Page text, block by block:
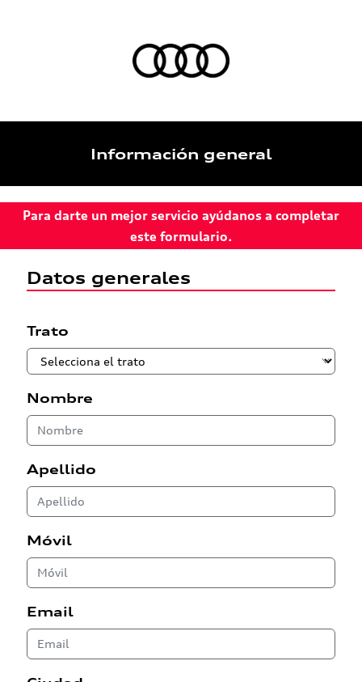
Información general
Para darte un mejor servicio ayúdanos a completar
este formulario.
Datos generales
Trato
Nombre
Apellido
Móvil
Email